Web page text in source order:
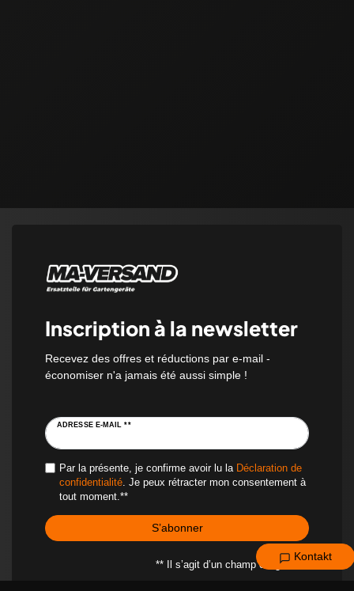
Kontakt
Inscription à la newsletter
Recevez des offres et réductions par e-mail -
économiser n'a jamais été aussi simple !
ADRESSE E-MAIL **
Par la présente, je confirme avoir lu la Déclaration de
confidentialité. Je peux rétracter mon consentement à
tout moment.**
S’abonner
** Il s’agit d’un champ obligatoire.